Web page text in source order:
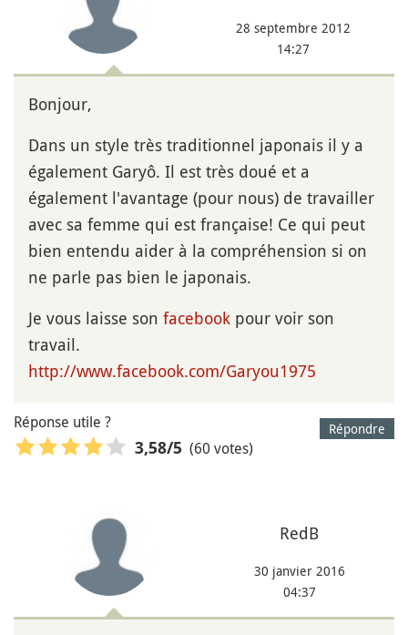
28 septembre 2012
14:27
Bonjour,
Dans un style très traditionnel japonais il y a
également Garyô. Il est très doué et a
également l'avantage (pour nous) de travailler
avec sa femme qui est française! Ce qui peut
bien entendu aider à la compréhension si on
ne parle pas bien le japonais.
Je vous laisse son facebook pour voir son
travail.
http://www.facebook.com/Garyou1975
Répondre
Réponse utile ?
3,58/5 (60 votes)
RedB
30 janvier 2016
04:37